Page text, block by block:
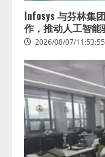
Infosys 与芬林集
作，推动人工智能
2026/08/07/11:53:55